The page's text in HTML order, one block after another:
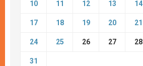
10 11 12 13 14
17 18 19 20 21
24 25 26 27 28
31